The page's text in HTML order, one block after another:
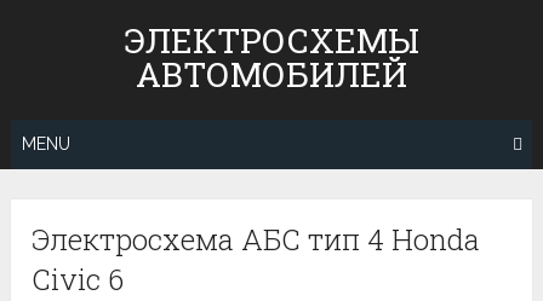
ЭЛЕКТРОСХЕМЫ
АВТОМОБИЛЕЙ
MENU
Электросхема АБС тип 4 Honda
Civic 6